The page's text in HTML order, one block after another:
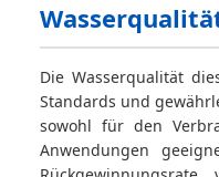
Die Wasserqualität
Standards und
sowohl für den
Anwendungen